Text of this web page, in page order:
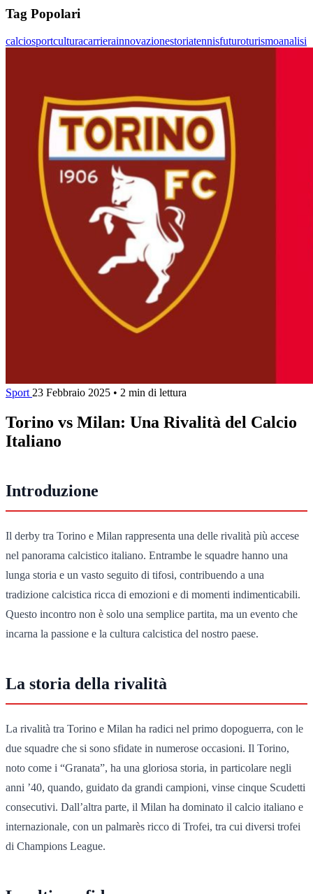
Tag Popolari
calciosportculturacarrierainnovazionestoriatennisfuturoturismoanalisi
Sport 23 Febbraio 2025 • 2 min di lettura
Torino vs Milan: Una Rivalità del Calcio
Italiano
Introduzione
Il derby tra Torino e Milan rappresenta una delle rivalità più accese
nel panorama calcistico italiano. Entrambe le squadre hanno una
lunga storia e un vasto seguito di tifosi, contribuendo a una
tradizione calcistica ricca di emozioni e di momenti indimenticabili.
Questo incontro non è solo una semplice partita, ma un evento che
incarna la passione e la cultura calcistica del nostro paese.
La storia della rivalità
La rivalità tra Torino e Milan ha radici nel primo dopoguerra, con le
due squadre che si sono sfidate in numerose occasioni. Il Torino,
noto come i “Granata”, ha una gloriosa storia, in particolare negli
anni ’40, quando, guidato da grandi campioni, vinse cinque Scudetti
consecutivi. Dall’altra parte, il Milan ha dominato il calcio italiano e
internazionale, con un palmarès ricco di Trofei, tra cui diversi trofei
di Champions League.